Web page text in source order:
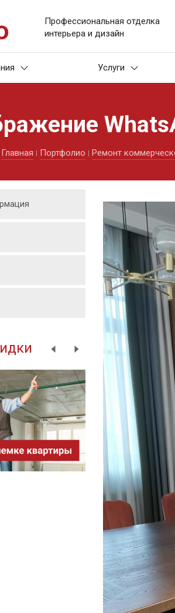
Профессиональная отделка
интерьера и дизайн
Услуги
Главная Портфолио Ремонт